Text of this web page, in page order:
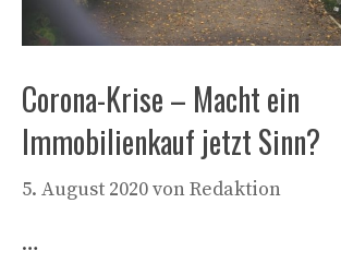
Corona-Krise – Macht ein
Immobilienkauf jetzt Sinn?
5. August 2020vonRedaktion
…